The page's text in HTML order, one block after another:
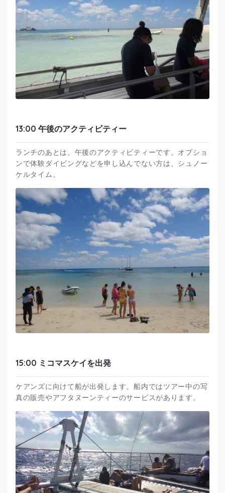
13:00 午後のアクティビティー
ランチのあとは、午後のアクティビティーです。オプショ
ンで体験ダイビングなどを申し込んでない方は、シュノー
ケルタイム。
15:00 ミコマスケイを出発
ケアンズに向けて船が出発します。船内ではツアー中の写
真の販売やアフタヌーンティーのサービスがあります。